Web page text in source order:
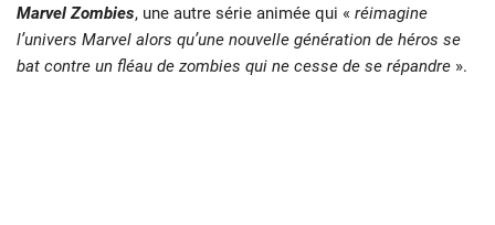
Marvel Zombies, une autre série animée qui « réimagine
l’univers Marvel alors qu’une nouvelle génération de héros se
bat contre un fléau de zombies qui ne cesse de se répandre ».